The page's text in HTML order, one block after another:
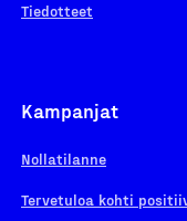
Tiedotteet
Kampanjat
Nollatilanne
Tervetuloa kohti